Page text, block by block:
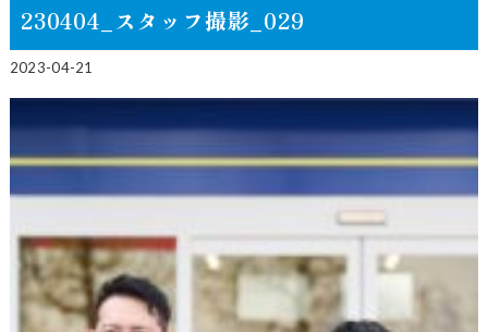
230404_スタッフ撮影_029
2023-04-21